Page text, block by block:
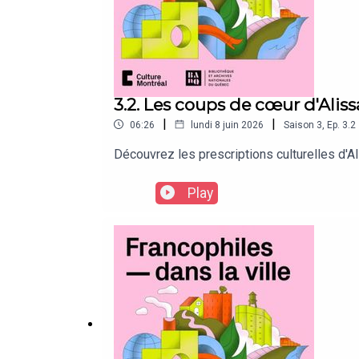
3.2. Les coups de cœur
06:26 | lundi 8 juin 2026 | Saison 3 Ep. 3.2
Découvrez les prescriptions culturelles
Play